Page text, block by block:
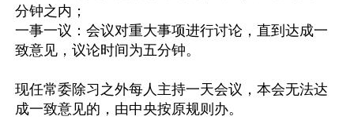
分钟之内；
一事一议：会议对重大事项进行讨论，直到达成一
致意见，议论时间为五分钟。
现任常委除习之外每人主持一天会议，本会无法达
成一致意见的，由中央按原规则办。